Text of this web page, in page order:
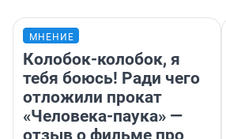
МНЕНИЕ
Колобок-колобок, я
тебя боюсь! Ради чего
отложили прокат
«Человека-паука» —
отзыв о фильме про